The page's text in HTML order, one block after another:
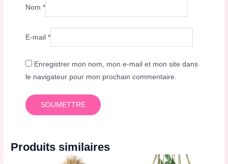
Nom*
E-mail*
Enregistrer mon nom, mon e-mail et mon site dans
le navigateur pour mon prochain commentaire.
Produits similaires